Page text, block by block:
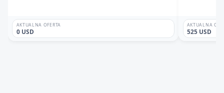
AKTUALNA OFERTA
0 USD
AKTUALNA
525 USD